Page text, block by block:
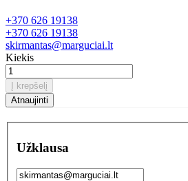
+370 626 19138
+370 626 19138
skirmantas@marguciai.lt
Kiekis
Į krepšelį
Užklausa